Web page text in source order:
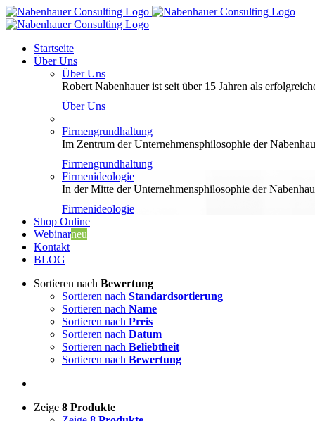
Zum
Inhalt
Startseite
Über Uns
Über Uns
Robert Nabenhauer ist seit über 15 Jahren als
Über Uns
Firmengrundhaltung
Im Zentrum der Unternehmensphilosophie der
Firmengrundhaltung
Firmenideologie
In der Mitte der Unternehmensphilosophie der
Firmenideologie
Shop Online
Webinarneu
Kontakt
BLOG
Sortieren nach Bewertung
Sortieren nach Standardsortierung
Sortieren nach Name
Sortieren nach Preis
Sortieren nach Datum
Sortieren nach Beliebtheit
Sortieren nach Bewertung
Zeige 8 Produkte